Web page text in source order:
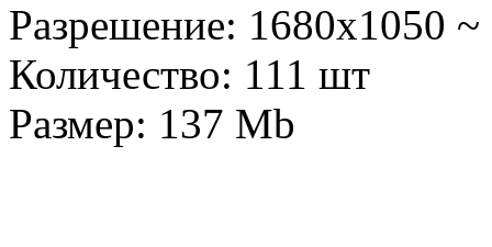
Разрешение: 1680x1050
Количество: 111 шт
Размер: 137 Mb